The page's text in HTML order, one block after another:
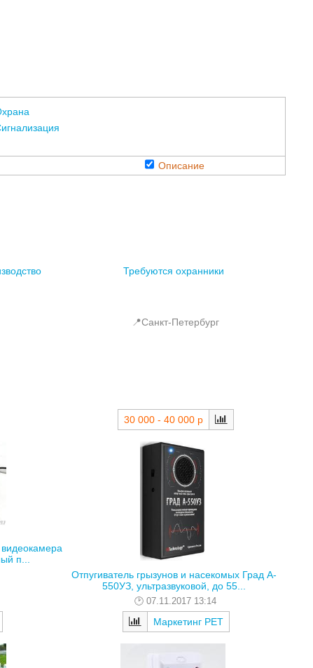
Описание
Требуются охранники
📍Санкт-Петербург
30 000 - 40 000 р
п...
Отпугиватель грызунов и насекомых Град А-
550УЗ, ультразвуковой, до 55...
07.11.2017 13:14
Маркетинг РЕТ